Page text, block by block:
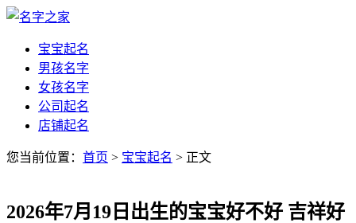
宝宝起名
男孩名字
女孩名字
公司起名
店铺起名
您当前位置： 首页 > 宝宝起名 > 正文
2026年7月19日出生的宝宝好不好 吉祥好